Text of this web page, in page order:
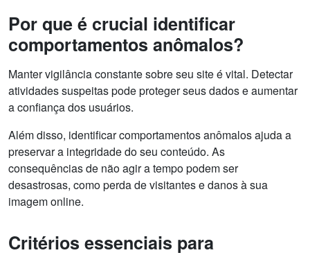
Por que é crucial identificar
comportamentos anômalos?
Manter vigilância constante sobre seu site é vital. Detectar
atividades suspeitas pode proteger seus dados e aumentar
a confiança dos usuários.
Além disso, identificar comportamentos anômalos ajuda a
preservar a integridade do seu conteúdo. As
consequências de não agir a tempo podem ser
desastrosas, como perda de visitantes e danos à sua
imagem online.
Critérios essenciais para